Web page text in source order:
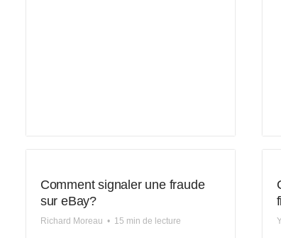
Comment signaler une fraude
sur eBay?
Richard Moreau • 15 min de lecture